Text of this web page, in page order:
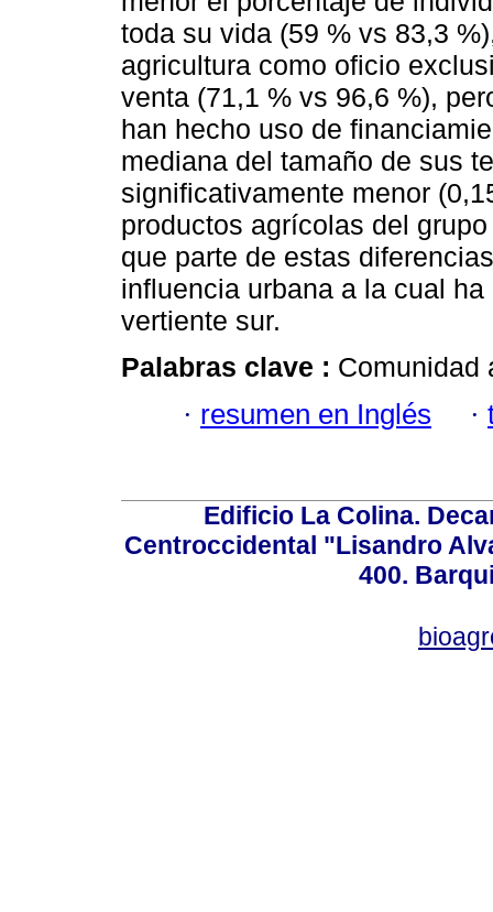
toda su vida (59 % vs 83,3
agricultura como oficio
venta (71,1 % vs 96,6 %),
han hecho uso de
mediana del tamaño de sus
significativamente menor
productos agrícolas del
que parte de estas
influencia urbana a la cual
vertiente sur.
Palabras clave : Comunidad
· resumen en Inglés ·
Edificio La Colina.
Centroccidental "Lisandro
400.